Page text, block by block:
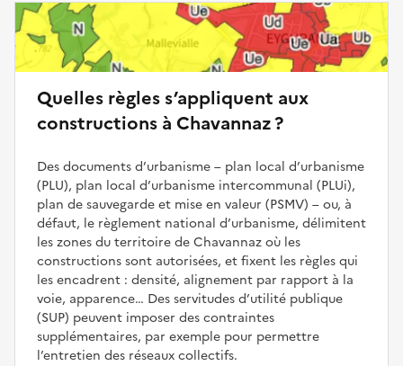
Quelles règles s’appliquent aux
constructions à Chavannaz ?
Des documents d’urbanisme – plan local d’urbanisme
(PLU), plan local d’urbanisme intercommunal (PLUi),
plan de sauvegarde et mise en valeur (PSMV) – ou, à
défaut, le règlement national d’urbanisme, délimitent
les zones du territoire de Chavannaz où les
constructions sont autorisées, et fixent les règles qui
les encadrent : densité, alignement par rapport à la
voie, apparence… Des servitudes d’utilité publique
(SUP) peuvent imposer des contraintes
supplémentaires, par exemple pour permettre
l’entretien des réseaux collectifs.